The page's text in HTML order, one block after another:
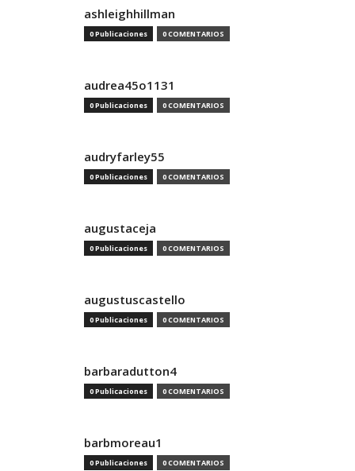
ashleighhillman
0 Publicaciones 0 COMENTARIOS
audrea45o1131
0 Publicaciones 0 COMENTARIOS
audryfarley55
0 Publicaciones 0 COMENTARIOS
augustaceja
0 Publicaciones 0 COMENTARIOS
augustuscastello
0 Publicaciones 0 COMENTARIOS
barbaradutton4
0 Publicaciones 0 COMENTARIOS
barbmoreau1
0 Publicaciones 0 COMENTARIOS